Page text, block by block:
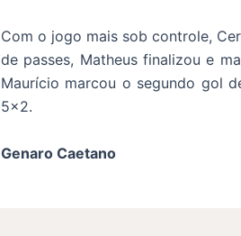
Com o jogo mais sob controle,
de passes, Matheus finalizou e
Maurício marcou o segundo gol
5×2.
Genaro Caetano